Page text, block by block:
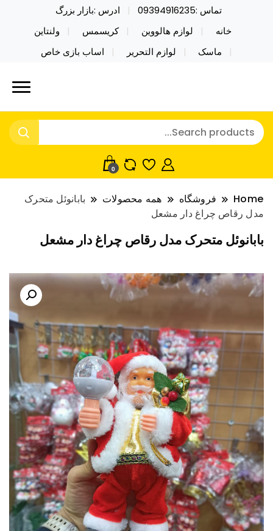
تماس :09394916235
ادرس :بازار بزرگ
خانه
لوازم هالووین کریسمس
ولنتاین
ماسک
لوازم التحریر اساب بازی خاص
نایکر توی فروش عمده لوازم هالووین
ولن تاین کادویی کریسمس اکسسوری
خرید محصولات خاص فیجت اسباب بازی تراول ماگ نایکر
توی فروش عمده لوازم هالووین ولن تاین کادویی
کریسمس اکسسوری ماسک در واردات مستقیم
0
Home فروشگاه همه محصولات
بابانوئل متحرک
مدل رقاص چراغ دار مشعل
بابانوئل متحرک مدل رقاص چراغ دار مشعل